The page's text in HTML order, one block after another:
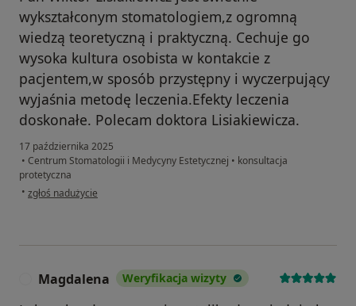
wykształconym stomatologiem,z ogromną
wiedzą teoretyczną i praktyczną. Cechuje go
wysoka kultura osobista w kontakcie z
pacjentem,w sposób przystępny i wyczerpujący
wyjaśnia metodę leczenia.Efekty leczenia
doskonałe. Polecam doktora Lisiakiewicza.
17 października 2025
• Centrum Stomatologii i Medycyny Estetycznej • konsultacja
protetyczna
• w opinii użytkownika Krystyna G.
zgłoś nadużycie
Magdalena Weryfikacja wizyty